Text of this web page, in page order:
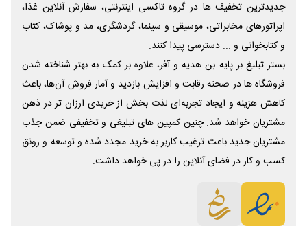
جدیدترین تخفیف ها در گروه تاکسی اینترنتی، سفارش آنلاین غذا،
اپراتورهای مخابراتی، موسیقی و سینما، گردشگری، مد و پوشاک، کتاب
و کتابخوانی و ... دسترسی پیدا کنند.
بستر تبلیغ بر پایه بن هدیه و آفر، علاوه بر کمک به بهتر شناخته شدن
فروشگاه ها در صحنه رقابت و افزایش بازدید و آمار فروش آن‌ها، باعث
کاهش هزینه و ایجاد تجربه‌ای لذت بخش از خریدی ارزان تر در ذهن
مشتریان خواهد شد. چنین کمپین های تبلیغی و تخفیفی ضمن جذب
مشتریان جدید باعث ترغیب کاربر به خرید مجدد شده و توسعه و رونق
کسب و کار در فضای آنلاین را در پی خواهد داشت.